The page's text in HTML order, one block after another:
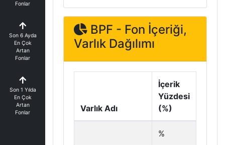
Fonlar
Son 6 Ayda
En Çok
Artan
Fonlar
Son 1 Yılda
En Çok
Artan
Fonlar
BPF - Fon İçeriği,
Varlık Dağılımı
Varlık Adı
İçerik
Yüzdesi
(%)
%